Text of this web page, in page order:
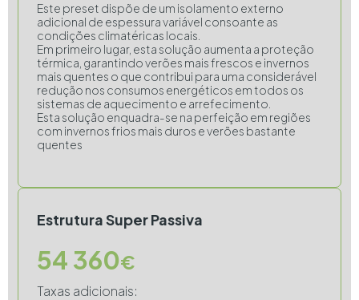
Este preset dispõe de um isolamento externo
adicional de espessura variável consoante as
condições climatéricas locais.
Em primeiro lugar, esta solução aumenta a proteção
térmica, garantindo verões mais frescos e invernos
mais quentes o que contribui para uma considerável
redução nos consumos energéticos em todos os
sistemas de aquecimento e arrefecimento.
Esta solução enquadra-se na perfeição em regiões
com invernos frios mais duros e verões bastante
quentes
Estrutura Super Passiva
54 360€
Taxas adicionais: